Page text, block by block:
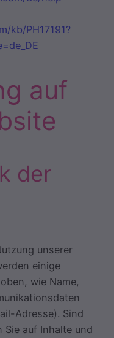
kb/PH17191?
auf
der
unserer
einige
wie Name,
Adresse). Sind
auf Inhalte und